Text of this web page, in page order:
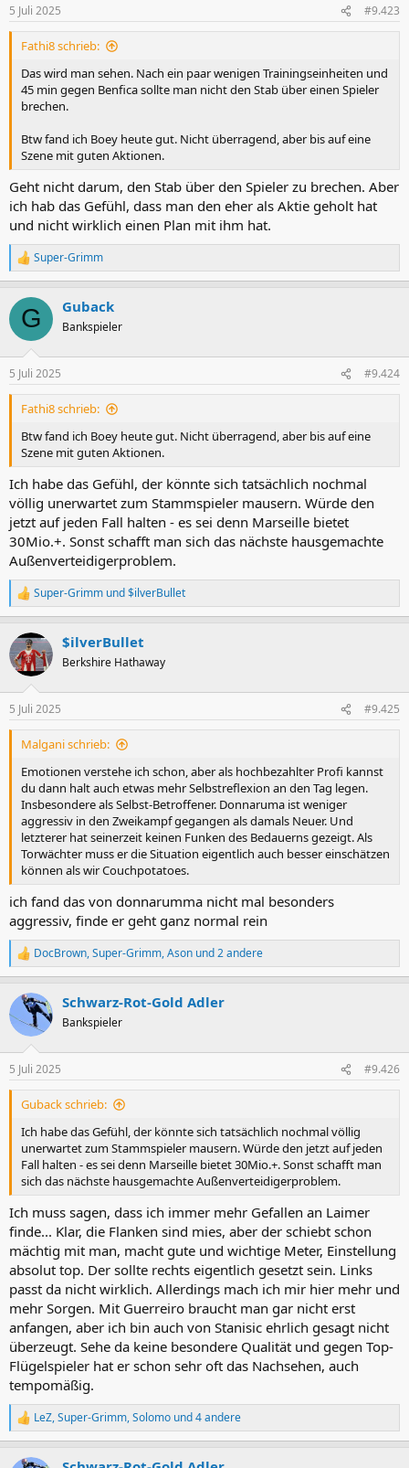
e
n
5 Juli 2025 #9.423
Fathi8 schrieb:
Das wird man sehen. Nach ein paar wenigen Trainingseinheiten und
45 min gegen Benfica sollte man nicht den Stab über einen Spieler
brechen.
Btw fand ich Boey heute gut. Nicht überragend, aber bis auf eine
Szene mit guten Aktionen.
Geht nicht darum, den Stab über den Spieler zu brechen. Aber
ich hab das Gefühl, dass man den eher als Aktie geholt hat
und nicht wirklich einen Plan mit ihm hat.
R
e
k
i
e
n
Super-Grimm
G Guback
Bankspieler
5 Juli 2025 #9.424
Fathi8 schrieb:
Btw fand ich Boey heute gut. Nicht überragend, aber bis auf eine
Szene mit guten Aktionen.
Ich habe das Gefühl, der könnte sich tatsächlich nochmal
völlig unerwartet zum Stammspieler mausern. Würde den
jetzt auf jeden Fall halten - es sei denn Marseille bietet
30Mio.+. Sonst schafft man sich das nächste hausgemachte
Außenverteidigerproblem.
R
e
k
t
i
e
n
Super-Grimm und$ilverBullet
$ilverBullet
Berkshire Hathaway
5 Juli 2025 #9.425
Malgani schrieb:
Emotionen verstehe ich schon, aber als hochbezahlter Profi kannst
du dann halt auch etwas mehr Selbstreflexion an den Tag legen.
Insbesondere als Selbst-Betroffener. Donnaruma ist weniger
aggressiv in den Zweikampf gegangen als damals Neuer. Und
letzterer hat seinerzeit keinen Funken des Bedauerns gezeigt. Als
Torwächter muss er die Situation eigentlich auch besser einschätzen
können als wir Couchpotatoes.
ich fand das von donnarumma nicht mal besonders
aggressiv, finde er geht ganz normal rein
R
e
k
t
i
e
n
DocBrown,Super-Grimm,Ason und 2 andere
Schwarz-Rot-Gold Adler
Bankspieler
5 Juli 2025 #9.426
Guback schrieb:
Ich habe das Gefühl, der könnte sich tatsächlich nochmal völlig
unerwartet zum Stammspieler mausern. Würde den jetzt auf jeden
Fall halten - es sei denn Marseille bietet 30Mio.+. Sonst schafft man
sich das nächste hausgemachte Außenverteidigerproblem.
Ich muss sagen, dass ich immer mehr Gefallen an Laimer
finde... Klar, die Flanken sind mies, aber der schiebt schon
mächtig mit man, macht gute und wichtige Meter, Einstellung
absolut top. Der sollte rechts eigentlich gesetzt sein. Links
passt da nicht wirklich. Allerdings mach ich mir hier mehr und
mehr Sorgen. Mit Guerreiro braucht man gar nicht erst
anfangen, aber ich bin auch von Stanisic ehrlich gesagt nicht
überzeugt. Sehe da keine besondere Qualität und gegen Top-
Flügelspieler hat er schon sehr oft das Nachsehen, auch
tempomäßig.
R
e
LeZ,Super-Grimm,Solomo und 4 andere